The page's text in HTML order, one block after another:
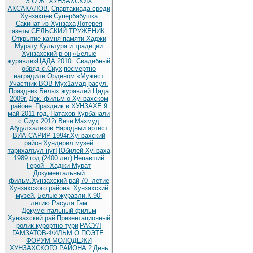
АКСАКАЛОВ. Спартакиада среди
Хунзахцев Супербабушка
Сакинат из Хунзаха Лотерея
газеты СЕЛЬСКИЙ ТРУЖЕНИК .
Открытие камня памяти Хаджи
Мурату Культура и традиции
Хунзахский р-он «Белые
журавли»ЦАДА 2010г. Cвадебный
обряд c.Сиух посмертно
наградили Орденом «Мужест
Участник ВОВ Мух1амад-расул.
Праздник Белых журавлей Цада
2009г. Док. фильм о Хунзахском
районе. Праздник в ХУНЗАХЕ 9
май 2011 год. Патахов Курбанали
с.Сиух 2012г.Вече Махмуд
Абдулхаликов Народный артист
ВИА САРИР 1994г.Хунзахский
район Хундерил музей
тарихалъул нугI Юбилей Хунзаха
1989 год (2400 лет) Непавший
Герой - Хаджи Мурат
Документальный
фильм.Хунзахский рай 70 -летие
Хунзахского района. Хунзахский
музей. Белые журавли.К 90-
летию Расула Гам
Документальный фильм
Хунзахский рай Презентационный
ролик курортно-тури РАСУЛ
ГАМЗАТОВ-ФИЛЬМ О ПОЭТЕ.
ФОРУМ МОЛОДЕЖИ
ХУНЗАХСКОГО РАЙОНА 2 День